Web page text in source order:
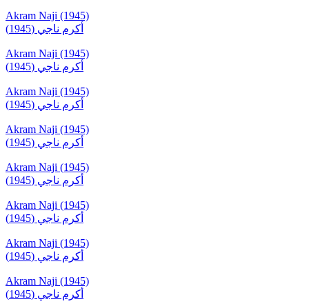
Akram Naji (1945)
أكرم ناجي (1945)
Akram Naji (1945)
أكرم ناجي (1945)
Akram Naji (1945)
أكرم ناجي (1945)
Akram Naji (1945)
أكرم ناجي (1945)
Akram Naji (1945)
أكرم ناجي (1945)
Akram Naji (1945)
أكرم ناجي (1945)
Akram Naji (1945)
أكرم ناجي (1945)
Akram Naji (1945)
أكرم ناجي (1945)